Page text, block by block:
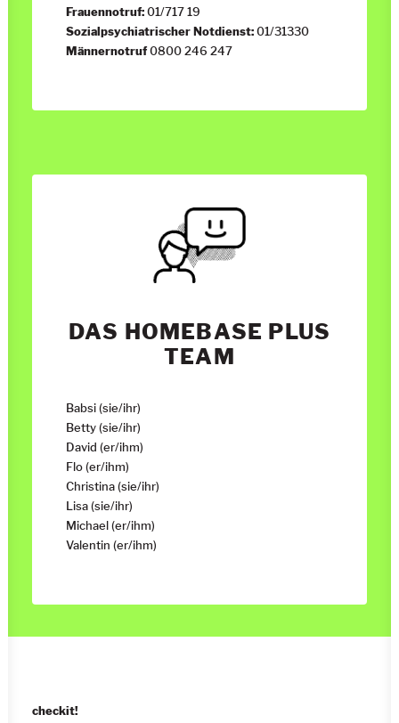
Frauennotruf:01/717 19
Sozialpsychiatrischer Notdienst:01/31330
Männernotruf0800 246 247
DAS HOMEBASE PLUS
TEAM
Babsi (sie/ihr)
Betty (sie/ihr)
David (er/ihm)
Flo (er/ihm)
Christina (sie/ihr)
Lisa (sie/ihr)
Michael (er/ihm)
Valentin (er/ihm)
checkit!